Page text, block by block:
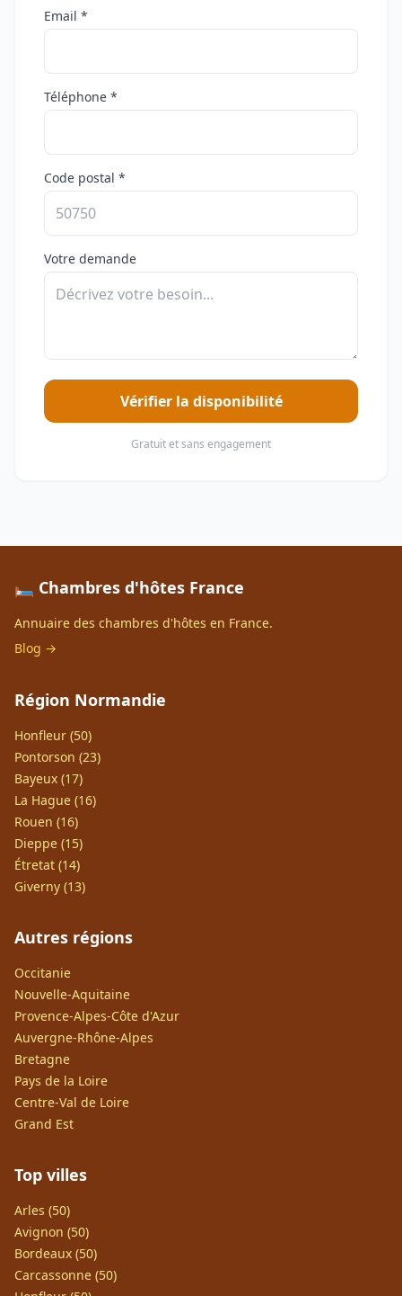
Email *
Téléphone *
Code postal *
Votre demande
Vérifier la disponibilité
Gratuit et sans engagement
🛏️ Chambres d'hôtes France
Annuaire des chambres d'hôtes en France.
Blog →
Région Normandie
Honfleur (50)
Pontorson (23)
Bayeux (17)
La Hague (16)
Rouen (16)
Dieppe (15)
Étretat (14)
Giverny (13)
Autres régions
Occitanie
Nouvelle-Aquitaine
Provence-Alpes-Côte d'Azur
Auvergne-Rhône-Alpes
Bretagne
Pays de la Loire
Centre-Val de Loire
Grand Est
Top villes
Arles (50)
Avignon (50)
Bordeaux (50)
Carcassonne (50)